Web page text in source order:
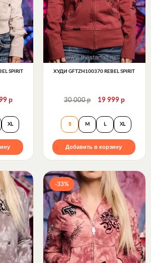
SPIRIT
р
GFTZH110507 Rebel Spirit
XL
ХУДИ GFTZH100370 REBEL SPIRIT
30 000р 19 999 р
Худи
S M L XL
Добавить в корзину
-33%